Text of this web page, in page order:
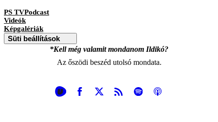
PS TVPodcast
Videók
Képgalériák
Süti beállítások
*Kell még valamit mondanom Ildikó?
Az őszödi beszéd utolsó mondata.